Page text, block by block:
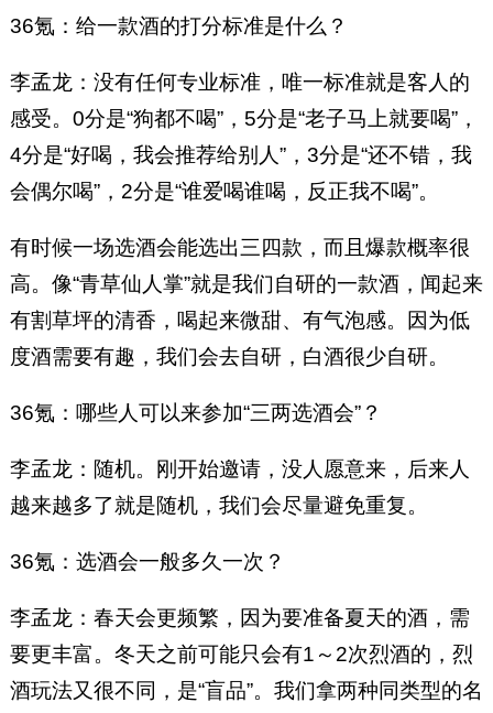
36氪：给一款酒的打分标准是什么？
李孟龙：没有任何专业标准，唯一标准就是客人的
感受。0分是“狗都不喝”，5分是“老子马上就要喝”，
4分是“好喝，我会推荐给别人”，3分是“还不错，我
会偶尔喝”，2分是“谁爱喝谁喝，反正我不喝”。
有时候一场选酒会能选出三四款，而且爆款概率很
高。像“青草仙人掌”就是我们自研的一款酒，闻起来
有割草坪的清香，喝起来微甜、有气泡感。因为低
度酒需要有趣，我们会去自研，白酒很少自研。
36氪：哪些人可以来参加“三两选酒会”？
李孟龙：随机。刚开始邀请，没人愿意来，后来人
越来越多了就是随机，我们会尽量避免重复。
36氪：选酒会一般多久一次？
李孟龙：春天会更频繁，因为要准备夏天的酒，需
要更丰富。冬天之前可能只会有1～2次烈酒的，烈
酒玩法又很不同，是“盲品”。我们拿两种同类型的名